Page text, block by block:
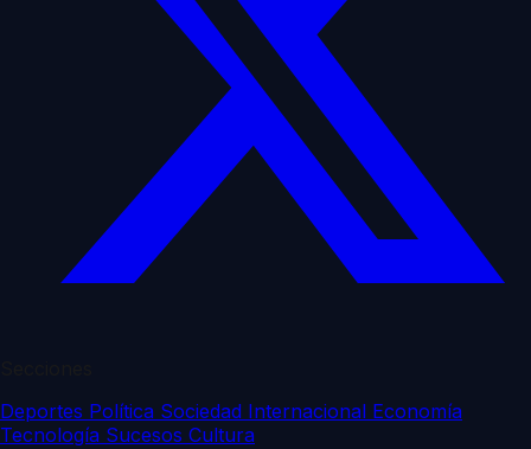
Deportes Política Sociedad Internacional Economía
Tecnología Sucesos Cultura